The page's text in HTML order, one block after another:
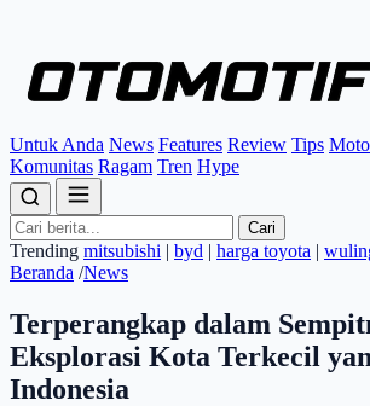
Untuk Anda News Features Review Tips
Komunitas Ragam Tren Hype
Cari
Trending mitsubishi | byd | harga toyota |
Beranda /News
Terperangkap dalam
Eksplorasi Kota Terkecil
Indonesia